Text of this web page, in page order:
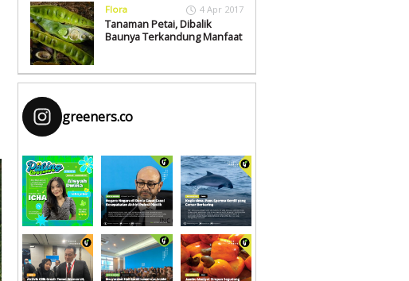
Flora 4 Apr 2017
Tanaman Petai, Dibalik
Baunya Terkandung Manfaat
greeners.co